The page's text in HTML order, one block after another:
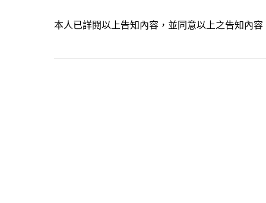
本人已詳閱以上告知內容，並同意以上之告知內容